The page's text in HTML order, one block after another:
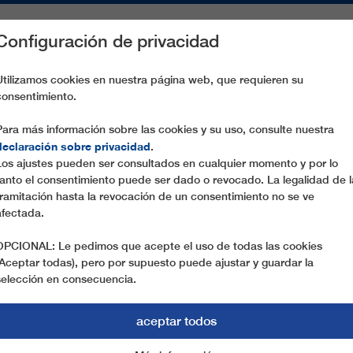
PIEZAS DE RECAMBIO SERVICIO
de privacidad
cookies en nuestra página web, que requieren su
más información sobre las cookies y su uso, consulte nuestra
sobre privacidad.
ajustes pueden ser consultados en cualquier momento y por lo
el consentimiento puede ser dado o revocado. La legalidad de
hasta la revocación de un consentimiento no se ve
Le pedimos que acepte el uso de todas las cookies
todas), pero por supuesto puede ajustar y guardar la
en consecuencia.
aceptar todos